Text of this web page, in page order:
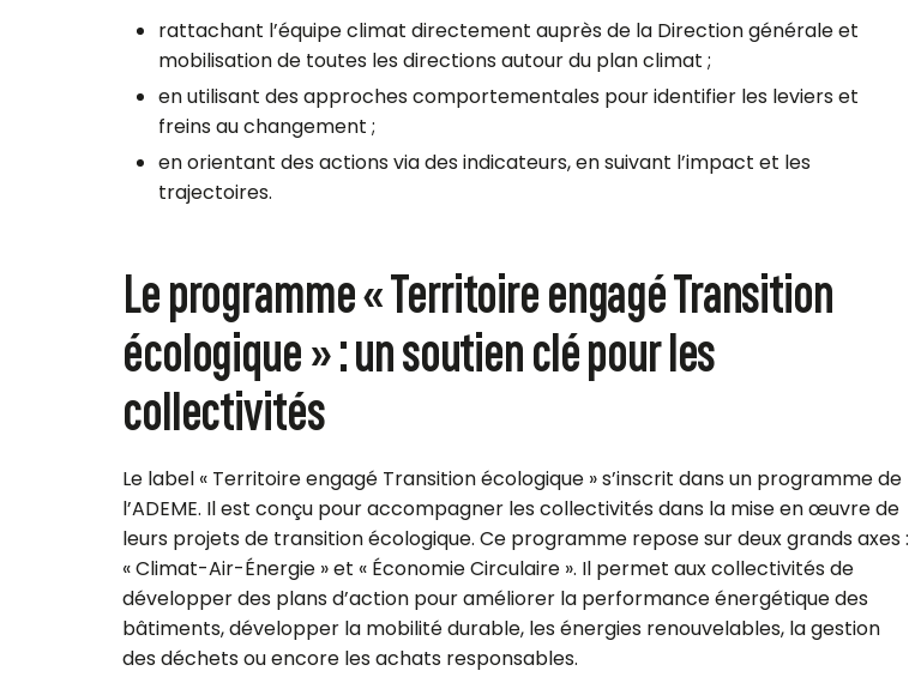
rattachant l’équipe climat directement auprès de la Direction générale et
mobilisation de toutes les directions autour du plan climat ;
en utilisant des approches comportementales pour identifier les leviers et
freins au changement ;
en orientant des actions via des indicateurs, en suivant l’impact et les
trajectoires.
Le programme « Territoire engagé Transition
écologique » : un soutien clé pour les
collectivités
Le label « Territoire engagé Transition écologique » s’inscrit dans un programme de
l’ADEME. Il est conçu pour accompagner les collectivités dans la mise en œuvre de
leurs projets de transition écologique. Ce programme repose sur deux grands axes :
« Climat-Air-Énergie » et « Économie Circulaire ». Il permet aux collectivités de
développer des plans d’action pour améliorer la performance énergétique des
bâtiments, développer la mobilité durable, les énergies renouvelables, la gestion
des déchets ou encore les achats responsables.